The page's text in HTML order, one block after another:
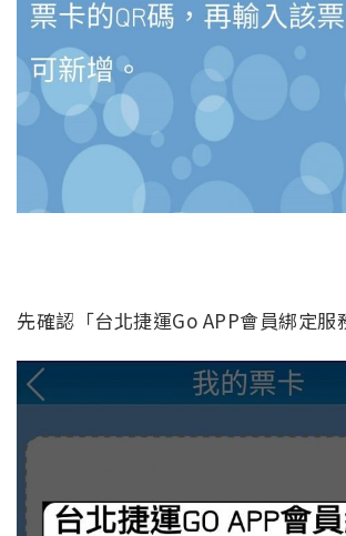
先確認「台北捷運Go APP會員綁定服